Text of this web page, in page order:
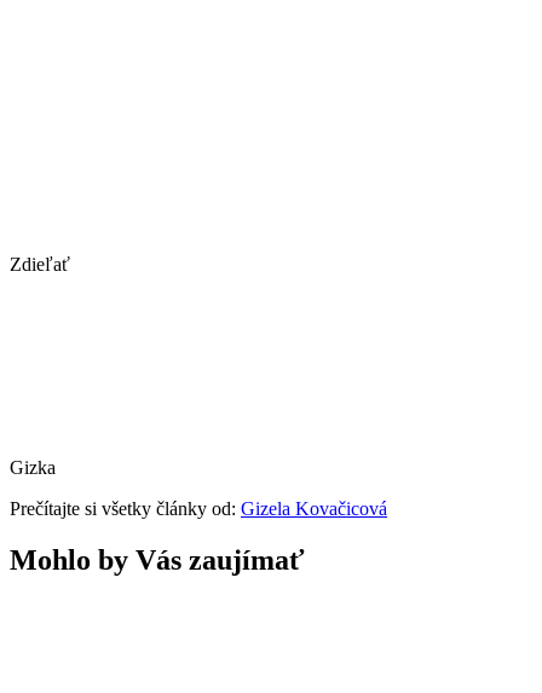
Zdieľať
Gizka
Prečítajte si všetky články od: Gizela Kovačicová
Mohlo by Vás zaujímať